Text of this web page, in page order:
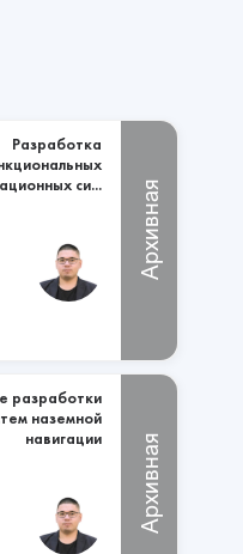
Разработка
си...
Архивная
разработки
наземной
навигации
Архивная